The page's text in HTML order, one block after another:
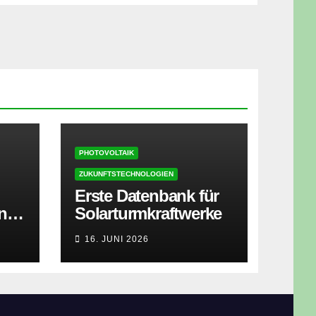
PHOTOVOLTAIK
ZUKUNFTSTECHNOLOGIEN
Erste Datenbank für
Solarturmkraftwerke
16. JUNI 2026